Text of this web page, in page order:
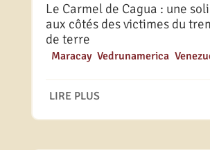
Le Carmel de Cagua : une
aux côtés des victimes du
de terre
Maracay, Vedrunamerica,
LIRE PLUS